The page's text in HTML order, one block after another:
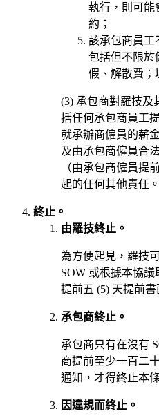
執行，則可能
約；
該承包商員工
包括但不限於
假、解散費；
(3) 承包商對羅技及
括任何承包商員工
就承辦商僱員的薪
及由承包商僱員合
（由承包商僱員提
起的任何其他責任。
終止。
由羅技終止。
為方便起見，羅技
SOW 或根據本協
提前五 (5) 天提前書
承包商終止。
承包商只有在沒有
商提前至少一百二
通知，才得終止本
因違規而終止。